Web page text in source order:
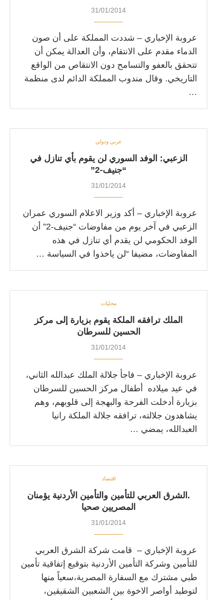
31/01/2014
عروبة الإخباري – شددت المملكة على أن صون
الدماء مقدم على الانتقام، وأن العدالة يمكن أن
تتحقق بالعفو والتسامح دون الانتقاص من الواقع
التاريخي. وقال مندوب المملكة الدائم لدى منظمة
…
عربي ودولي
الزعبي: الوفد السوري لن يقوم بأي تنازل في
“جنيف-2”
31/01/2014
عروبة الإخباري – أكد وزير الاعلام السوري عمران
الزعبي في آخر يوم من مفاوضات “جنيف-2” أن
الوفد الحكومي لن يقدم أي تنازل في هذه
المفاوضات، مضيفا “لن ياخذوا في السياسة …
محليات
الملك ترافقه الملكة يقوم بزيارة إلى مركز
الحسين للسرطان
31/01/2014
عروبة الإخباري – فاجأ جلالة الملك عبدالله الثاني،
في عيد ميلاده أطفال مركز الحسين للسرطان
بزيارة أدخلت الفرحة والبهجة إلى قلوبهم، وهم
يشاهدون جلالته، ترافقه جلالة الملكة رانيا
العبدالله، يمضي …
اقتصاد
.الشرق العربي للتأمين والتأمين الأردنية يؤمنان
المصريين صحيا
31/01/2014
عروبة الإخباري – قامت شركة الشرق العربي
للتأمين وشركة التأمين الأردنية بتوقيع إتفاقية تأمين
طبي مشترك مع السفارة المصرية،سعياً منها
لتوطيد أواصر الاخوة بين الشعبين الشقيقين،